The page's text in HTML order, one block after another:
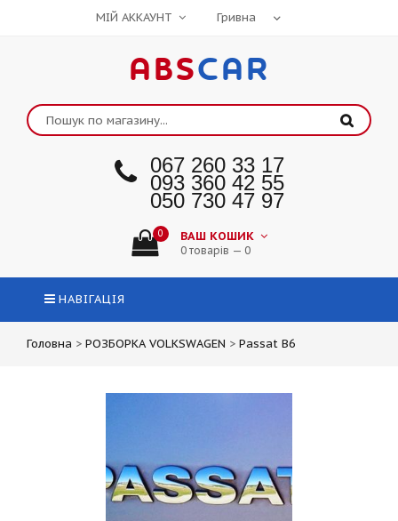
МІЙ АККАУНТ
ABSCAR
067 260 33 17
093 360 42 55
050 730 47 97
0 ВАШ КОШИК
0 товарів — 0
НАВІГАЦІЯ
Головна > РОЗБОРКА VOLKSWAGEN > Passat B6